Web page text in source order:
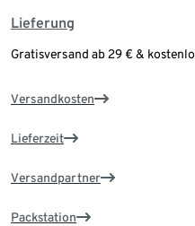
Lieferung
Gratisversand ab 29 € &
Versandkosten
Lieferzeit
Versandpartner
Packstation